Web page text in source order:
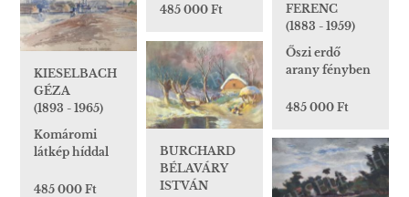
485 000 Ft
FERENC
(1883 - 1959)
Őszi erdő
arany fényben
485 000 Ft
KIESELBACH
GÉZA
(1893 - 1965)
Komáromi
látkép híddal
485 000 Ft
BURCHARD
BÉLAVÁRY
ISTVÁN